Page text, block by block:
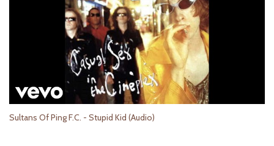
Sultans Of Ping F.C. - Stupid Kid (Audio)